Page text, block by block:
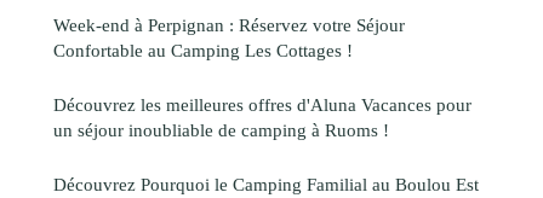
Week-end à Perpignan : Réservez votre Séjour
Confortable au Camping Les Cottages !
Découvrez les meilleures offres d'Aluna Vacances pour
un séjour inoubliable de camping à Ruoms !
Découvrez Pourquoi le Camping Familial au Boulou Est